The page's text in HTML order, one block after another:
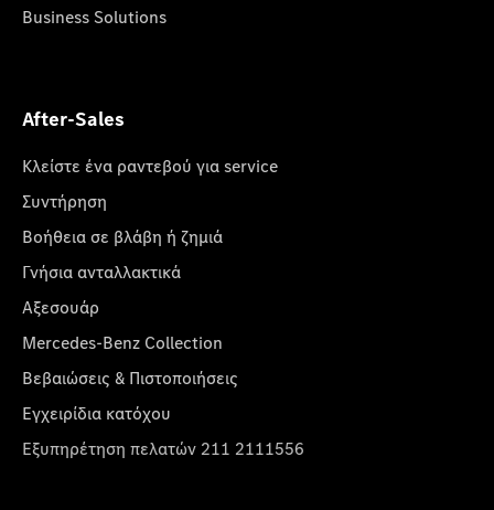
Business Solutions
After-Sales
Κλείστε ένα ραντεβού για service
Συντήρηση
Βοήθεια σε βλάβη ή ζημιά
Γνήσια ανταλλακτικά
Αξεσουάρ
Mercedes-Benz Collection
Βεβαιώσεις & Πιστοποιήσεις
Εγχειρίδια κατόχου
Εξυπηρέτηση πελατών 211 2111556